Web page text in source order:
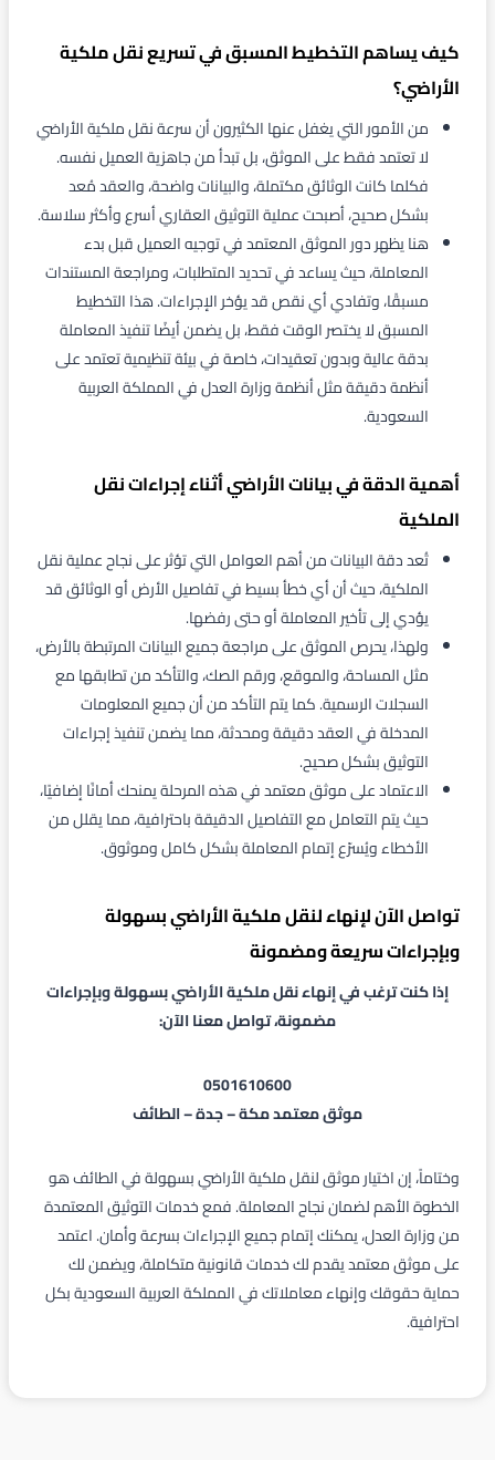
كيف يساهم التخطيط المسبق في تسريع نقل ملكية
الأراضي؟
من الأمور التي يغفل عنها الكثيرون أن سرعة نقل ملكية الأراضي
لا تعتمد فقط على الموثق، بل تبدأ من جاهزية العميل نفسه.
فكلما كانت الوثائق مكتملة، والبيانات واضحة، والعقد مُعد
بشكل صحيح، أصبحت عملية التوثيق العقاري أسرع وأكثر سلاسة.
هنا يظهر دور الموثق المعتمد في توجيه العميل قبل بدء
المعاملة، حيث يساعد في تحديد المتطلبات، ومراجعة المستندات
مسبقًا، وتفادي أي نقص قد يؤخر الإجراءات. هذا التخطيط
المسبق لا يختصر الوقت فقط، بل يضمن أيضًا تنفيذ المعاملة
بدقة عالية وبدون تعقيدات، خاصة في بيئة تنظيمية تعتمد على
أنظمة دقيقة مثل أنظمة وزارة العدل في المملكة العربية
السعودية.
أهمية الدقة في بيانات الأراضي أثناء إجراءات نقل
الملكية
تُعد دقة البيانات من أهم العوامل التي تؤثر على نجاح عملية نقل
الملكية، حيث أن أي خطأ بسيط في تفاصيل الأرض أو الوثائق قد
يؤدي إلى تأخير المعاملة أو حتى رفضها.
ولهذا، يحرص الموثق على مراجعة جميع البيانات المرتبطة بالأرض،
مثل المساحة، والموقع، ورقم الصك، والتأكد من تطابقها مع
السجلات الرسمية. كما يتم التأكد من أن جميع المعلومات
المدخلة في العقد دقيقة ومحدثة، مما يضمن تنفيذ إجراءات
التوثيق بشكل صحيح.
الاعتماد على موثق معتمد في هذه المرحلة يمنحك أمانًا إضافيًا،
حيث يتم التعامل مع التفاصيل الدقيقة باحترافية، مما يقلل من
الأخطاء ويُسرّع إتمام المعاملة بشكل كامل وموثوق.
تواصل الآن لإنهاء لنقل ملكية الأراضي بسهولة
وبإجراءات سريعة ومضمونة
إذا كنت ترغب في إنهاء نقل ملكية الأراضي بسهولة وبإجراءات
مضمونة، تواصل معنا الآن:
0501610600
موثق معتمد مكة – جدة – الطائف
وختاماً، إن اختيار موثق لنقل ملكية الأراضي بسهولة في الطائف هو
الخطوة الأهم لضمان نجاح المعاملة. فمع خدمات التوثيق المعتمدة
من وزارة العدل، يمكنك إتمام جميع الإجراءات بسرعة وأمان. اعتمد
على موثق معتمد يقدم لك خدمات قانونية متكاملة، ويضمن لك
حماية حقوقك وإنهاء معاملاتك في المملكة العربية السعودية بكل
احترافية.